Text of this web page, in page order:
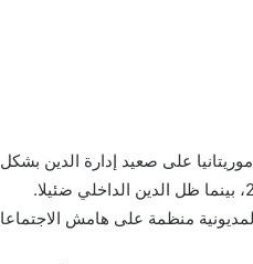
موريتانيا على صعيد إدارة الدين
منظمة على هامش